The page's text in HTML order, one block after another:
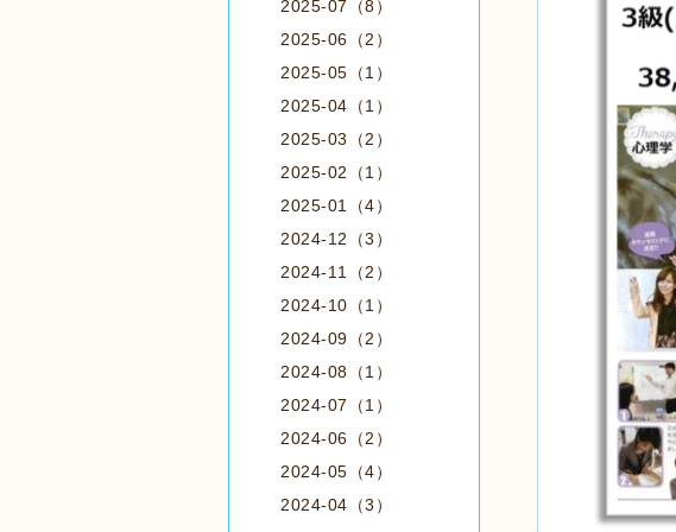
2025-07（8）
2025-06（2）
2025-05（1）
2025-04（1）
2025-03（2）
2025-02（1）
2025-01（4）
2024-12（3）
2024-11（2）
2024-10（1）
2024-09（2）
2024-08（1）
2024-07（1）
2024-06（2）
2024-05（4）
2024-04（3）